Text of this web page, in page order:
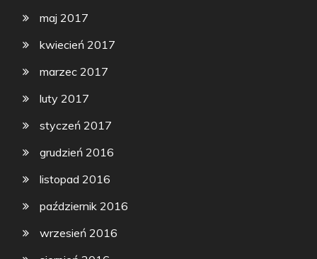
maj 2017
kwiecień 2017
marzec 2017
luty 2017
styczeń 2017
grudzień 2016
listopad 2016
październik 2016
wrzesień 2016